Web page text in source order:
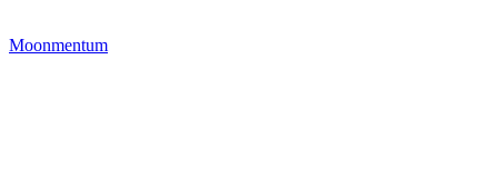
Moonmentum